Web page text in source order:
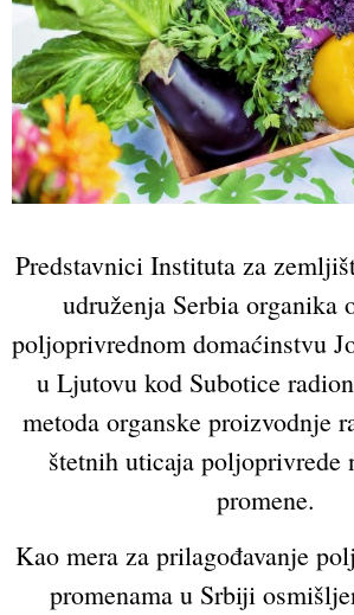
Predstavnici Instituta za
udruženja Serbia organika
poljoprivrednom domaćinstvu
u Ljutovu kod Subotice
metoda organske proizvodnje
štetnih uticaja poljoprivrede
promene.
Kao mera za prilagođavanje
promenama u Srbiji